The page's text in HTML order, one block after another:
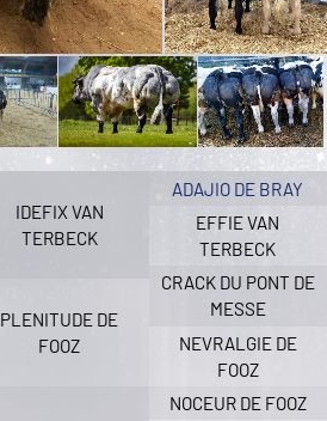
IDEFIX VAN
TERBECK
PLENITUDE DE
FOOZ
ADAJIO DE BRAY
EFFIE VAN
TERBECK
CRACK DU PONT DE
MESSE
NEVRALGIE DE
FOOZ
NOCEUR DE FOOZ